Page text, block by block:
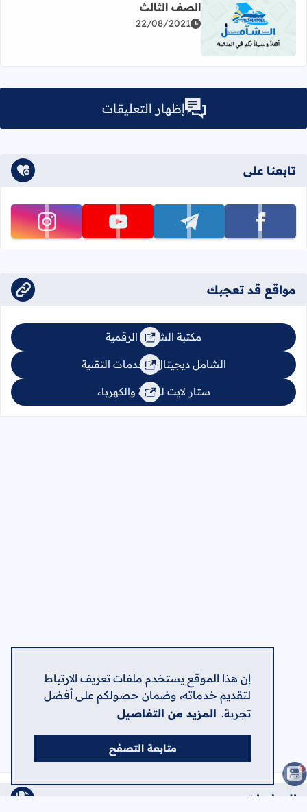
إن هذا الموقع يستخدم ملفات تعريف الارتباط
لتقديم خدماته، وضمان حصولكم على أفضل
تجربة. المزيد من التفاصيل
متابعة التصفح
اقرأ المزيد عن الصف الثالث
الصف الثالث
22/08/2021
إظهار التعليقات
تابعنا على
تابعنا على facebook تابعنا على telegram تابعنا على youtube تابعنا على instagram
مواقع قد تعجبك
مكتبة الشامل الرقمية
الشامل ديجيتال للخدمات التقنية
ستار لايت للإنارة والكهرباء
الصفحات